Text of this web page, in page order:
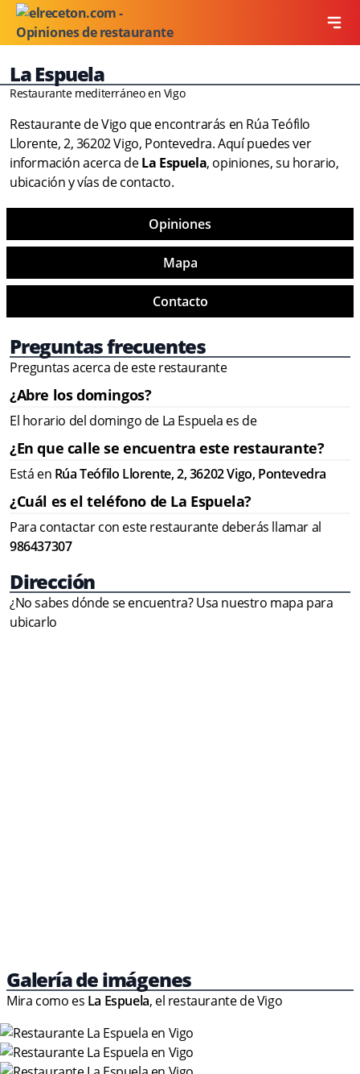
La Espuela
Restaurante mediterráneo en Vigo
Restaurante de Vigo que encontrarás en Rúa Teófilo
Llorente, 2, 36202 Vigo, Pontevedra. Aquí puedes ver
información acerca deLa Espuela, opiniones, su horario,
ubicación y vías de contacto.
Opiniones
Mapa
Contacto
Preguntas frecuentes
Preguntas acerca de este restaurante
¿Abre los domingos?
El horario del domingo de La Espuela es de
¿En que calle se encuentra este restaurante?
Está en Rúa Teófilo Llorente, 2, 36202 Vigo, Pontevedra
¿Cuál es el teléfono de La Espuela?
Para contactar con este restaurante deberás llamar al
986437307
Dirección
¿No sabes dónde se encuentra? Usa nuestro mapa para
ubicarlo
Galería de imágenes
Mira como es La Espuela, el restaurante de Vigo